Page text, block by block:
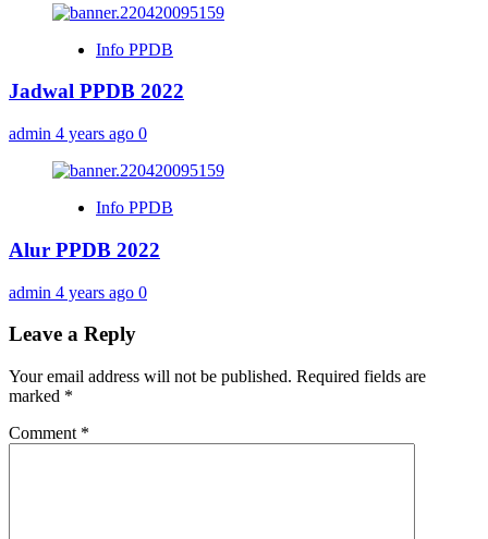
Info PPDB
Jadwal PPDB 2022
admin 4 years ago 0
Info PPDB
Alur PPDB 2022
admin 4 years ago 0
Leave a Reply
Your email address will not be published. Required fields are
marked *
Comment *